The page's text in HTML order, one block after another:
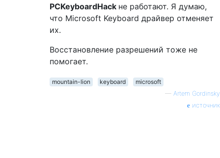
PCKeyboardHack не работают. Я думаю,
что Microsoft Keyboard драйвер отменяет
их.
Восстановление разрешений тоже не
помогает.
mountain-lion keyboard
microsoft
— Artem Gordinsky
источник